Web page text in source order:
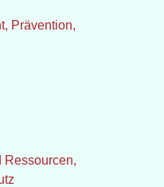
Prävention,
Ressourcen,